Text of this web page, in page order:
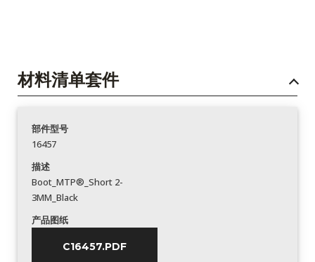
材料清单套件
部件型号
16457
描述
Boot_MTP®_Short 2-
3MM_Black
产品图纸
C16457.PDF